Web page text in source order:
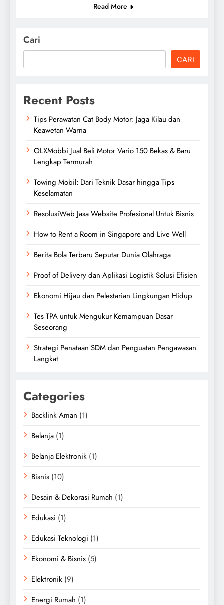
Read More
Cari
CARI
Recent Posts
Tips Perawatan Cat Body Motor: Jaga Kilau dan
Keawetan Warna
OLXMobbi Jual Beli Motor Vario 150 Bekas & Baru
Lengkap Termurah
Towing Mobil: Dari Teknik Dasar hingga Tips
Keselamatan
ResolusiWeb Jasa Website Profesional Untuk Bisnis
How to Rent a Room in Singapore and Live Well
Berita Bola Terbaru Seputar Dunia Olahraga
Proof of Delivery dan Aplikasi Logistik Solusi Efisien
Ekonomi Hijau dan Pelestarian Lingkungan Hidup
Tes TPA untuk Mengukur Kemampuan Dasar
Seseorang
Strategi Penataan SDM dan Penguatan Pengawasan
Langkat
Categories
Backlink Aman (1)
Belanja (1)
Belanja Elektronik (1)
Bisnis (10)
Desain & Dekorasi Rumah (1)
Edukasi (1)
Edukasi Teknologi (1)
Ekonomi & Bisnis (5)
Elektronik (9)
Energi Rumah (1)